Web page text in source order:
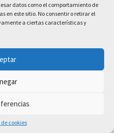
datos como el comportamiento de
en este sitio. No consentir o retirar el
a ciertas características y
cookies